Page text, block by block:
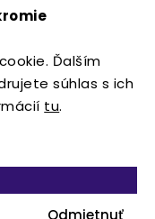
Ďalším
súhlas s ich
tu.
Odmietnuť
práva vyhradené.